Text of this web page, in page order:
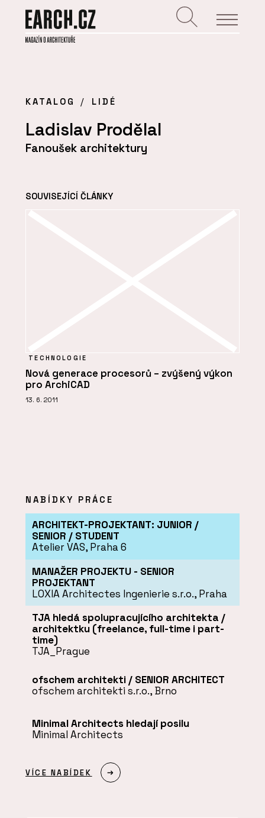
KATALOG LIDÉ
Ladislav Prodělal
Fanoušek architektury
SOUVISEJÍCÍ ČLÁNKY
TECHNOLOGIE
Nová generace procesorů – zvýšený výkon
pro ArchiCAD
13. 6. 2011
NABÍDKY PRÁCE
ARCHITEKT-PROJEKTANT: JUNIOR /
SENIOR / STUDENT
Atelier VAS, Praha 6
MANAŽER PROJEKTU - SENIOR
PROJEKTANT
LOXIA Architectes Ingenierie s.r.o., Praha
TJA hledá spolupracujícího architekta /
architektku (freelance, full-time i part-
time)
TJA_Prague
ofschem architekti / SENIOR ARCHITECT
ofschem architekti s.r.o., Brno
Minimal Architects hledají posilu
Minimal Architects
VÍCE NABÍDEK